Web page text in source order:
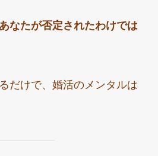
なたが否定されたわけでは
だけで、婚活のメンタルは